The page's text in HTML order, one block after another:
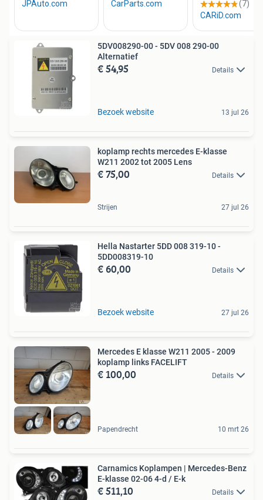
5DV008290-00 - 5DV 008 290-00
Alternatief
€ 54,95 Details
Bezoek website 13 jul 26
koplamp rechts mercedes E-klasse
W211 2002 tot 2005 Lens
€ 75,00 Details
Strijen 27 jul 26
Hella Nastarter 5DD 008 319-10 -
5DD008319-10
€ 60,00 Details
Bezoek website 27 jul 26
Mercedes E klasse W211 2005 - 2009
koplamp links FACELIFT
€ 100,00 Details
Papendrecht 10 mrt 26
Carnamics Koplampen | Mercedes-Benz
E-klasse 02-06 4-d / E-k
€ 511,10 Details